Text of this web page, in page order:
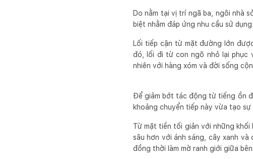
Do nằm tại vị trí ngã ba, ngôi nhà
biệt nhằm đáp ứng nhu cầu sử
Lối tiếp cận từ mặt đường lớn
đó, lối đi từ con ngõ nhỏ lại phục
nhiên với hàng xóm và đời sống
Để giảm bớt tác động từ tiếng ồn
khoảng chuyển tiếp này vừa tạo
Từ mặt tiền tối giản với những
sâu hơn với ánh sáng, cây xanh và
đồng thời làm mờ ranh giới giữa